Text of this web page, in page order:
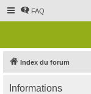
FAQ
Index du forum
Informations